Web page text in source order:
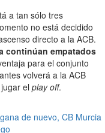
a tan sólo tres
no está decidido
directo a la ACB.
continúan empatados
para el conjunto
volverá a la ACB
el play off.